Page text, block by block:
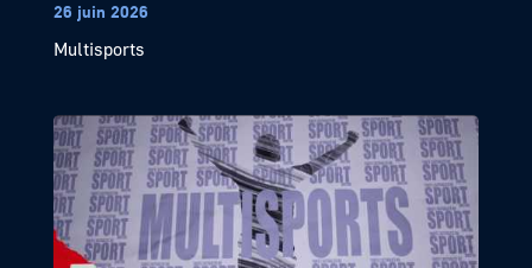
26 juin 2026
Multisports